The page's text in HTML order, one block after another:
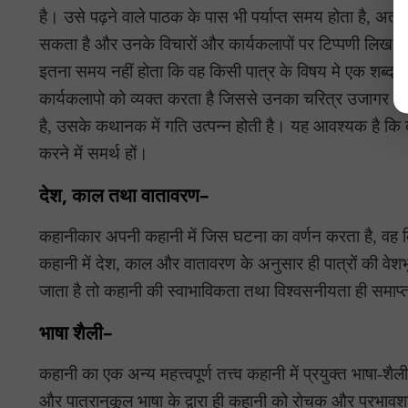
है। उसे पढ़ने वाले पाठक के पास भी पर्याप्त समय होता है,
सकता है और उनके विचारों और कार्यकलापों पर टिप्पणी
इतना समय नहीं होता कि वह किसी पात्र के विषय मे एक
कार्यकलापो को व्यक्त करता है जिससे उनका चरित्र उजागर
है, उसके कथानक में गति उत्पन्न होती है। यह आवश्यक है कि
करने में समर्थ हों।
देश, काल तथा वातावरण–
कहानीकार अपनी कहानी में जिस घटना का वर्णन करता है,
कहानी में देश, काल और वातावरण के अनुसार ही पात्रों की
जाता है तो कहानी की स्वाभाविकता तथा विश्वसनीयता ही
भाषा शैली–
कहानी का एक अन्य महत्त्वपूर्ण तत्त्व कहानी में प्रयुक्त भाषा-
और पात्रानुकूल भाषा के द्वारा ही कहानी को रोचक और